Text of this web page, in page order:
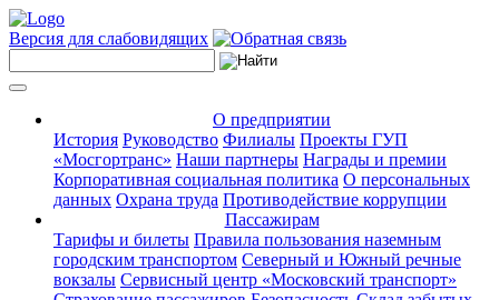
Версия для слабовидящих
О предприятии
История Руководство Филиалы Проекты ГУП
«Мосгортранс» Наши партнеры Награды и премии
Корпоративная социальная политика О персональных
данных Охрана труда Противодействие коррупции
Пассажирам
Тарифы и билеты Правила пользования наземным
городским транспортом Северный и Южный речные
вокзалы Сервисный центр «Московский транспорт»